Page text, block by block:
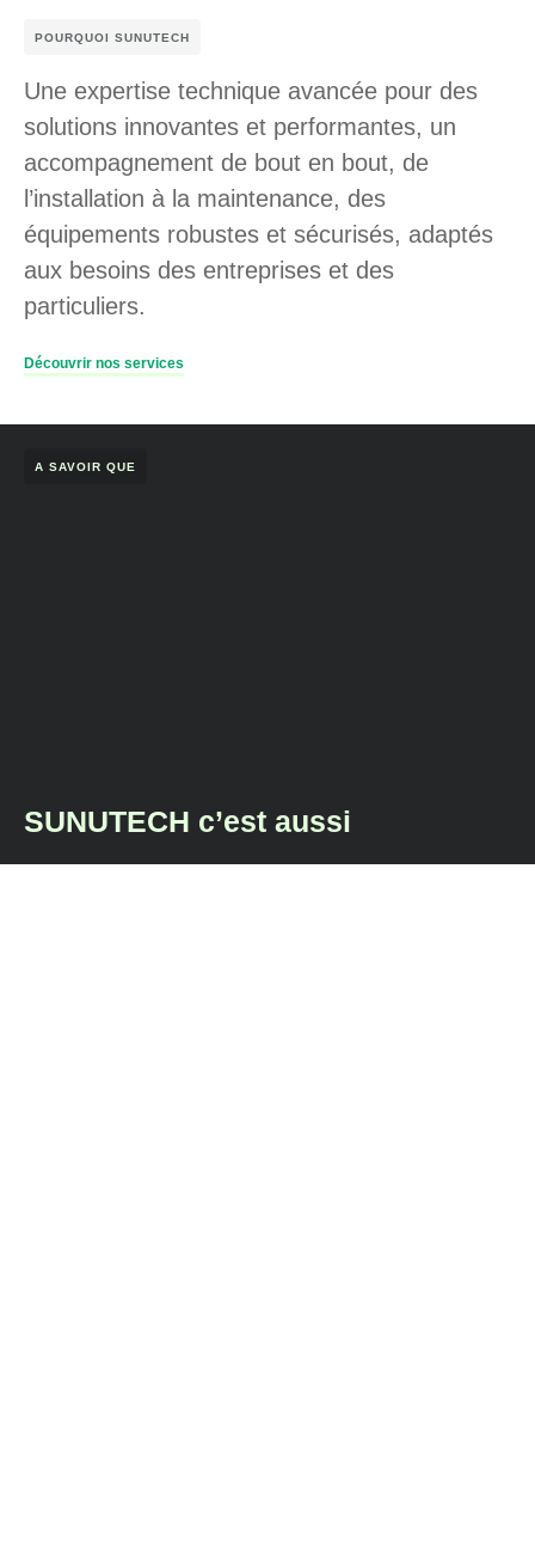
POURQUOI SUNUTECH
Une expertise technique avancée pour des
solutions innovantes et performantes, un
accompagnement de bout en bout, de
l’installation à la maintenance, des
équipements robustes et sécurisés, adaptés
aux besoins des entreprises et des
particuliers.
Découvrir nos services
A SAVOIR QUE
SUNUTECH c’est aussi